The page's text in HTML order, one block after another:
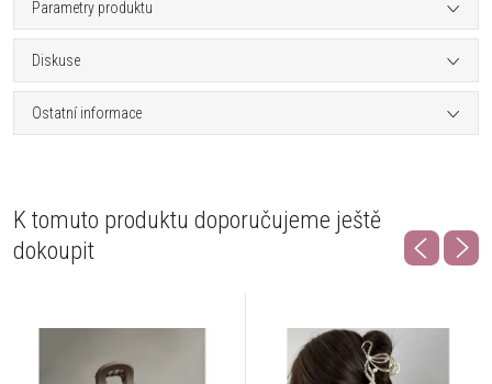
Parametry produktu
Diskuse
Ostatní informace
K tomuto produktu doporučujeme ještě
dokoupit